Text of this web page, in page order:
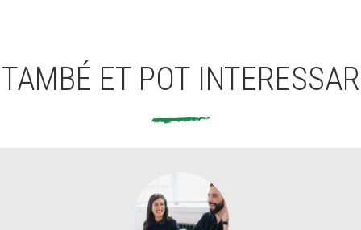
TAMBÉ ET POT INTERESSAR